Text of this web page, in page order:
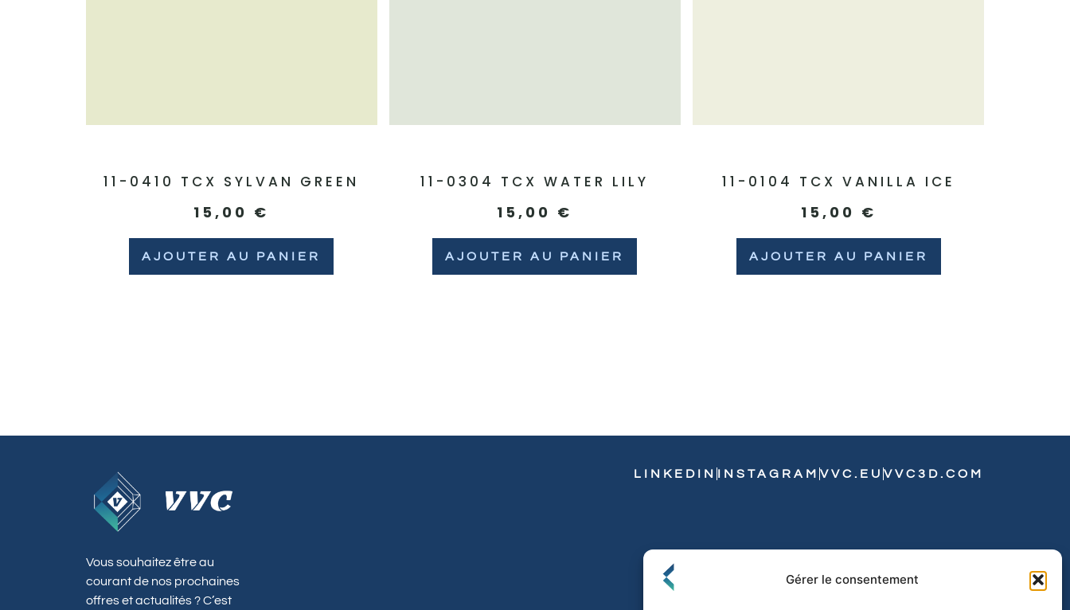
Gérer le consentement
11-0410 TCX SYLVAN GREEN
15,00 €
AJOUTER AU PANIER
11-0304 TCX WATER LILY
15,00 €
AJOUTER AU PANIER
11-0104 TCX VANILLA ICE
15,00 €
AJOUTER AU PANIER
Vous souhaitez être au
courant de nos prochaines
offres et actualités ? C’est
LINKEDIN INSTAGRAM VVC.EU VVC3D.COM